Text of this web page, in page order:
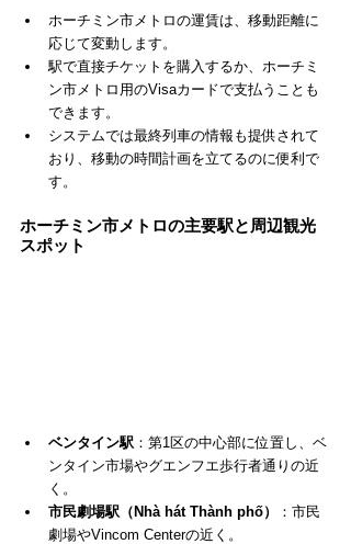
ホーチミン市メトロの運賃は、移動距離に
応じて変動します。
駅で直接チケットを購入するか、ホーチミ
ン市メトロ用のVisaカードで支払うことも
できます。
システムでは最終列車の情報も提供されて
おり、移動の時間計画を立てるのに便利で
す。
ホーチミン市メトロの主要駅と周辺観光
スポット
ベンタイン駅 ：第1区の中心部に位置し、ベ
ンタイン市場やグエンフエ歩行者通りの近
く。
市民劇場駅（Nhà hát Thành phố）
：市民
劇場やVincom Centerの近く。